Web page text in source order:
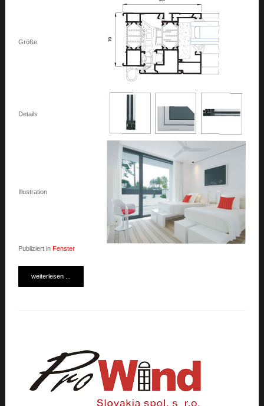
Größe
Details
Illustration
Publiziert in Fenster
weiterlesen ...